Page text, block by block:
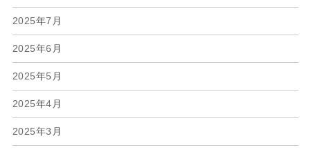
2025年7月
2025年6月
2025年5月
2025年4月
2025年3月